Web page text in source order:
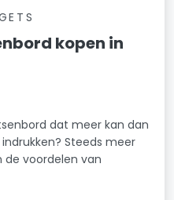
kopen in
dat meer kan dan
Steeds meer
de voordelen van